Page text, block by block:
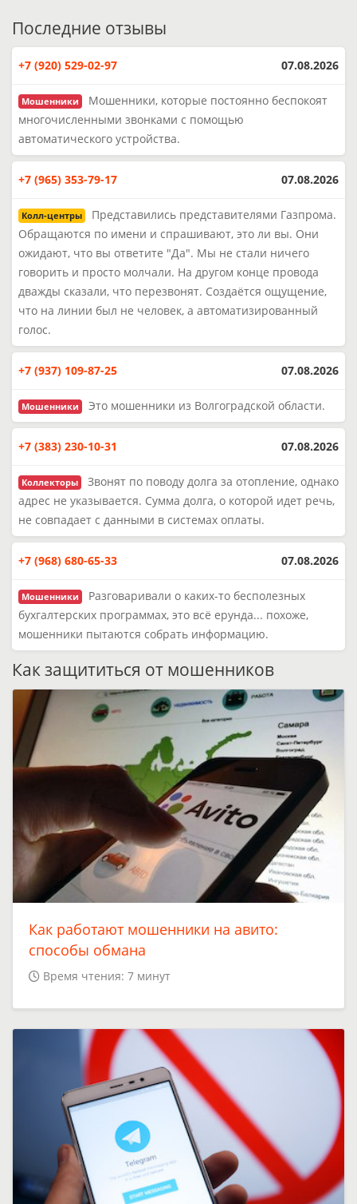
Последние отзывы
+7 (920) 529-02-97 07.08.2026
Мошенники
Мошенники, которые постоянно беспокоят
многочисленными звонками с помощью
автоматического устройства.
+7 (965) 353-79-17 07.08.2026
Колл-центры
Представились представителями Газпрома.
Обращаются по имени и спрашивают, это ли вы. Они
ожидают, что вы ответите "Да". Мы не стали ничего
говорить и просто молчали. На другом конце провода
дважды сказали, что перезвонят. Создаётся ощущение,
что на линии был не человек, а автоматизированный
голос.
+7 (937) 109-87-25 07.08.2026
Мошенники Это мошенники из Волгоградской области.
+7 (383) 230-10-31 07.08.2026
Коллекторы
Звонят по поводу долга за отопление, однако
адрес не указывается. Сумма долга, о которой идет речь,
не совпадает с данными в системах оплаты.
+7 (968) 680-65-33 07.08.2026
Мошенники
Разговаривали о каких-то бесполезных
бухгалтерских программах, это всё ерунда... похоже,
мошенники пытаются собрать информацию.
Как защититься от мошенников
Как работают мошенники на авито:
способы обмана
Время чтения: 7 минут